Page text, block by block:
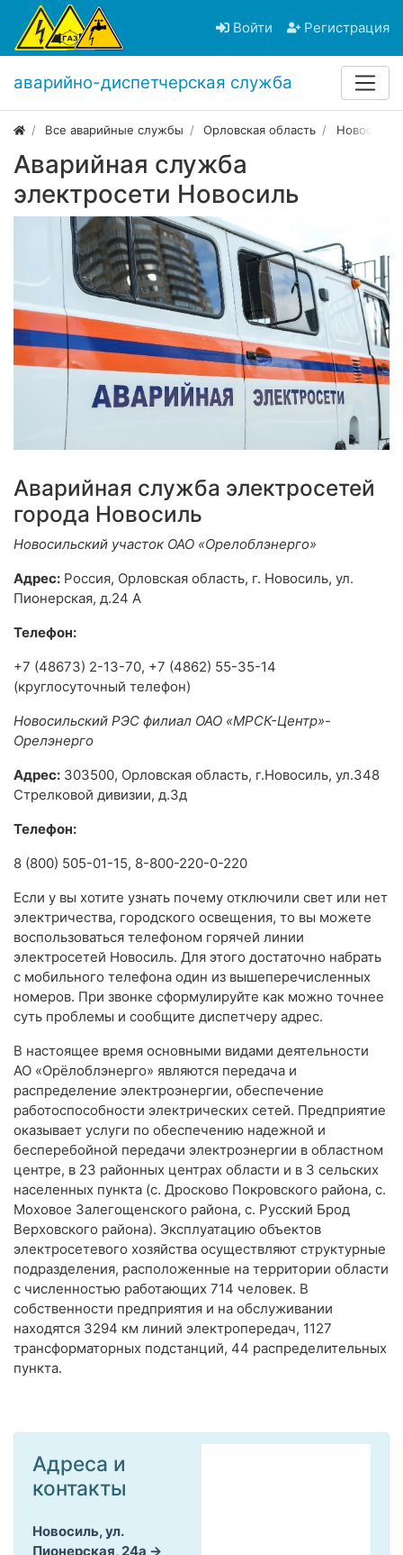
Войти Регистрация
аварийно-диспетчерская служба
Все аварийные службы Орловская область Новосиль
Аварийная служба
электросети Новосиль
Аварийная служба электросетей
города Новосиль
Новосильский участок ОАО «Орелоблэнерго»
Адрес: Россия, Орловская область, г. Новосиль, ул.
Пионерская, д.24 А
Телефон:
+7 (48673) 2-13-70, +7 (4862) 55-35-14
(круглосуточный телефон)
Новосильский РЭС филиал ОАО «МРСК-Центр»-
Орелэнерго
Адрес: 303500, Орловская область, г.Новосиль, ул.348
Стрелковой дивизии, д.3д
Телефон:
8 (800) 505-01-15, 8-800-220-0-220
Если у вы хотите узнать почему отключили свет или нет
электричества, городского освещения, то вы можете
воспользоваться телефоном горячей линии
электросетей Новосиль. Для этого достаточно набрать
с мобильного телефона один из вышеперечисленных
номеров. При звонке сформулируйте как можно точнее
суть проблемы и сообщите диспетчеру адрес.
В настоящее время основными видами деятельности
АО «Орёлоблэнерго» являются передача и
распределение электроэнергии, обеспечение
работоспособности электрических сетей. Предприятие
оказывает услуги по обеспечению надежной и
бесперебойной передачи электроэнергии в областном
центре, в 23 районных центрах области и в 3 сельских
населенных пункта (с. Дросково Покровского района, с.
Моховое Залегощенского района, с. Русский Брод
Верховского района). Эксплуатацию объектов
электросетевого хозяйства осуществляют структурные
подразделения, расположенные на территории области
с численностью работающих 714 человек. В
собственности предприятия и на обслуживании
находятся 3294 км линий электропередач, 1127
трансформаторных подстанций, 44 распределительных
пункта.
Адреса и
контакты
Новосиль, ул.
Пионерская, 24а